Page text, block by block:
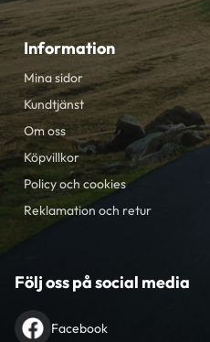
Information
Mina sidor
Kundtjänst
Om oss
Köpvillkor
Policy och cookies
Reklamation och retur
Följ oss på social media
Facebook